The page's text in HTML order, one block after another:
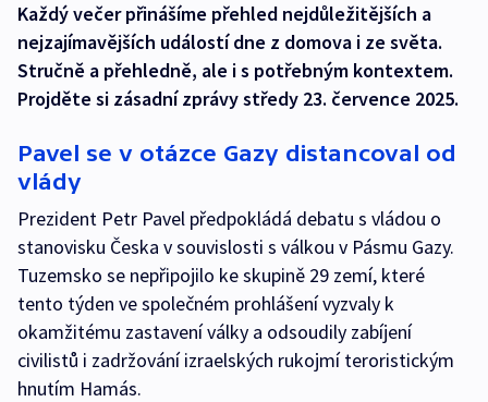
Každý večer přinášíme přehled nejdůležitějších a
nejzajímavějších událostí dne z domova i ze světa.
Stručně a přehledně, ale i s potřebným kontextem.
Projděte si zásadní zprávy středy 23. července 2025.
Pavel se v otázce Gazy distancoval od
vlády
Prezident Petr Pavel předpokládá debatu s vládou o
stanovisku Česka v souvislosti s válkou v Pásmu Gazy.
Tuzemsko se nepřipojilo ke skupině 29 zemí, které
tento týden ve společném prohlášení vyzvaly k
okamžitému zastavení války a odsoudily zabíjení
civilistů i zadržování izraelských rukojmí teroristickým
hnutím Hamás.